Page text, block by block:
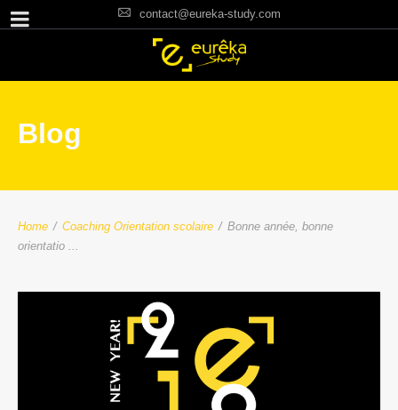
contact@eureka-study.com
Blog
Home / Coaching Orientation scolaire / Bonne année, bonne
orientatio ...